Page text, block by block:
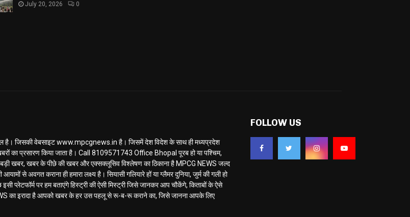
July 20, 2026 0
है। जिसकी वेबसाइट www.mpcgnews.in है। जिसमें देश विदेश के साथ ही मध्यप्रदेश
का प्रसारण किया जाता है। Call 8109571743 Office Bhopal पूरब हो या पश्चिम,
बड़ी खबर, खबर के पीछे की खबर और एक्सक्लूसिव विश्लेषण का ठिकाना है MPCG NEWS जल्द
से अवगत कराना ही हमारा लक्ष्य है। सियासी गलियारे हों या ग्लैमर दुनिया, जुर्म की गली हो
प्लेटफॉर्म पर हम बताएंगे हिस्ट्री की ऐसी मिस्ट्री जिसे जानकर आप चौकेंगे, किताबों के ऐसे
का इरादा है आपको खबर के हर उस पहलू से रू-ब-रू कराने का, जिसे जानना आपके लिए
FOLLOW US